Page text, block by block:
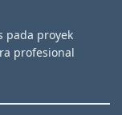
pada proyek
profesional